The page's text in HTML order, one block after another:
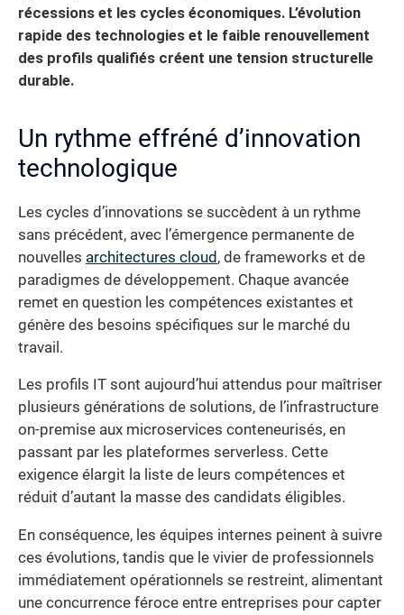
récessions et les cycles économiques. L’évolution
rapide des technologies et le faible renouvellement
des profils qualifiés créent une tension structurelle
durable.
Un rythme effréné d’innovation
technologique
Les cycles d’innovations se succèdent à un rythme
sans précédent, avec l’émergence permanente de
nouvelles architectures cloud , de frameworks et de
paradigmes de développement. Chaque avancée
remet en question les compétences existantes et
génère des besoins spécifiques sur le marché du
travail.
Les profils IT sont aujourd’hui attendus pour maîtriser
plusieurs générations de solutions, de l’infrastructure
on-premise aux microservices conteneurisés, en
passant par les plateformes serverless. Cette
exigence élargit la liste de leurs compétences et
réduit d’autant la masse des candidats éligibles.
En conséquence, les équipes internes peinent à suivre
ces évolutions, tandis que le vivier de professionnels
immédiatement opérationnels se restreint, alimentant
une concurrence féroce entre entreprises pour capter